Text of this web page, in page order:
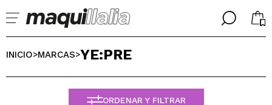
╳
BIENVENIDX!
╳
SELECCIONA TU IDIOMA
ESPAÑOL
ENGLISH
INICIO>MARCAS>YE:PRE
ORDENAR Y FILTRAR